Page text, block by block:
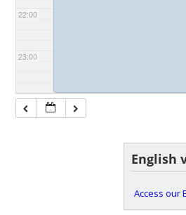
22:00
23:00
English
Access our